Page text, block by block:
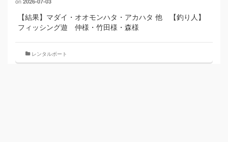
【結果】マダイ・オオモンハタ・アカハタ 他 【釣り人】
フィッシング遊 仲様・竹田様・森様
レンタルボート